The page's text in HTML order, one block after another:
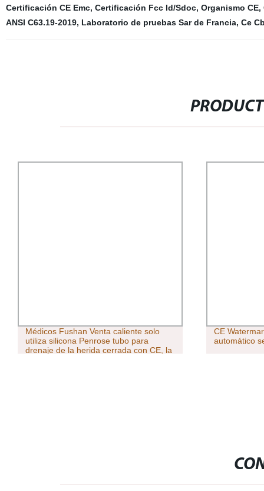
Certificación CE Emc, Certificación Fcc Id/Sdoc, Organismo CE,
ANSI C63.19-2019, Laboratorio de pruebas Sar de Francia, Ce
Médicos Fushan Venta caliente solo
utiliza silicona Penrose tubo para
drenaje de la herida cerrada con CE, la
CE
automático